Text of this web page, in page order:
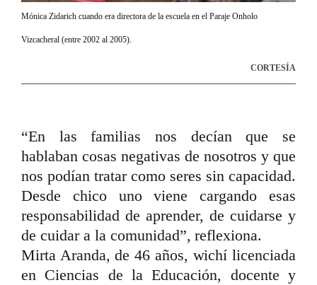
Mónica Zidarich cuando era directora de la escuela en el Paraje Onholo
Vizcacheral (entre 2002 al 2005).
CORTESÍA
“En las familias nos decían que se
hablaban cosas negativas de nosotros y que
nos podían tratar como seres sin capacidad.
Desde chico uno viene cargando esas
responsabilidad de aprender, de cuidarse y
de cuidar a la comunidad”, reflexiona.
Mirta Aranda, de 46 años, wichí licenciada
en Ciencias de la Educación, docente y